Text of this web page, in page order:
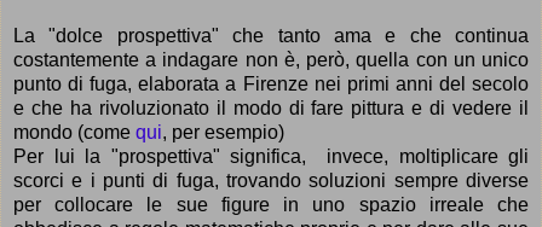
La "dolce prospettiva" che tanto ama e che continua
costantemente a indagare non è, però, quella con un unico
punto di fuga, elaborata a Firenze nei primi anni del secolo
e che ha rivoluzionato il modo di fare pittura e di vedere il
mondo (come qui, per esempio)
Per lui la "prospettiva" significa, invece, moltiplicare gli
scorci e i punti di fuga, trovando soluzioni sempre diverse
per collocare le sue figure in uno spazio irreale che